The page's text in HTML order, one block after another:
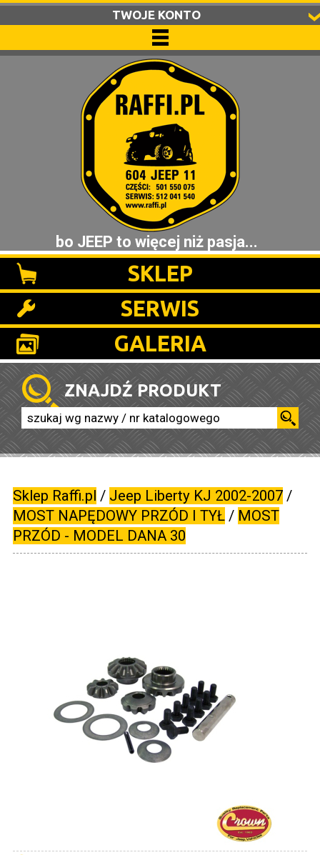
TWOJE KONTO
bo JEEP to więcej niż pasja...
SKLEP
SERWIS
GALERIA
ZNAJDŹ PRODUKT
Sklep Raffi.pl / Jeep Liberty KJ 2002-2007/
MOST NAPĘDOWY PRZÓD I TYŁ/ MOST
PRZÓD - MODEL DANA 30